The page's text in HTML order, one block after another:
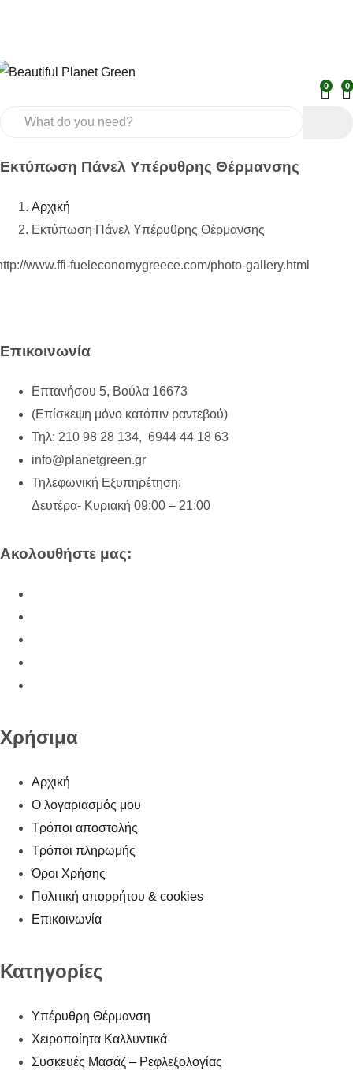
0
0
Εκτύπωση Πάνελ Υπέρυθρης Θέρμανσης
Αρχική
Εκτύπωση Πάνελ Υπέρυθρης Θέρμανσης
www.ffi-fueleconomygreece.com/photo-gallery.html
Επικοινωνία
Επτανήσου 5, Βούλα 16673
(Επίσκεψη μόνο κατόπιν ραντεβού)
Τηλ: 210 98 28 134, 6944 44 18 63
info@planetgreen.gr
Τηλεφωνική Εξυπηρέτηση:
Δευτέρα- Κυριακή 09:00 – 21:00
Ακολουθήστε μας:
Χρήσιμα
Αρχική
Ο λογαριασμός μου
Τρόποι αποστολής
Τρόποι πληρωμής
Όροι Χρήσης
Πολιτική απορρήτου & cookies
Επικοινωνία
Κατηγορίες
Υπέρυθρη Θέρμανση
Χειροποίητα Καλλυντικά
Συσκευές Μασάζ – Ρεφλεξολογίας